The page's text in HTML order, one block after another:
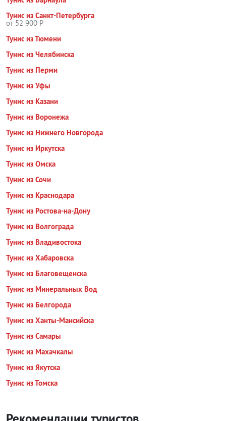
Тунис из Санкт-Петербурга
от 52 900 Р
Тунис из Тюмени
Тунис из Челябинска
Тунис из Перми
Тунис из Уфы
Тунис из Казани
Тунис из Воронежа
Тунис из Нижнего Новгорода
Тунис из Иркутска
Тунис из Омска
Тунис из Сочи
Тунис из Краснодара
Тунис из Ростова-на-Дону
Тунис из Волгограда
Тунис из Владивостока
Тунис из Хабаровска
Тунис из Благовещенска
Тунис из Минеральных Вод
Тунис из Белгорода
Тунис из Ханты-Мансийска
Тунис из Самары
Тунис из Махачкалы
Тунис из Якутска
Тунис из Томска